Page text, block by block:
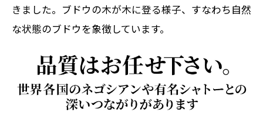
きました。ブドウの木が木に登る様子、すなわち自然
な状態のブドウを象徴しています。